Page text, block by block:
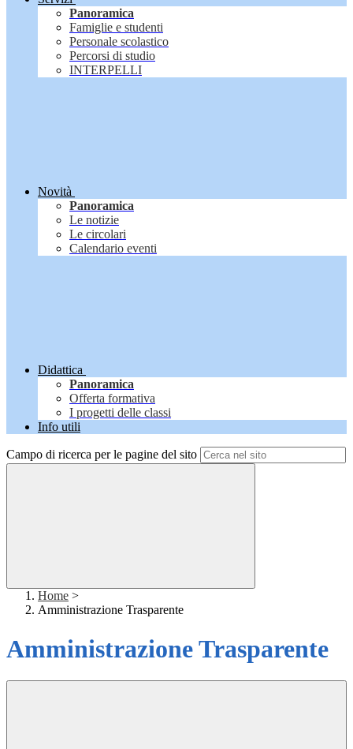
Panoramica
Famiglie e studenti
Personale scolastico
Percorsi di studio
INTERPELLI
Novità
Panoramica
Le notizie
Le circolari
Calendario eventi
Didattica
Panoramica
Offerta formativa
I progetti delle classi
Info utili
Campo di ricerca per le pagine del sito
Home >
Amministrazione Trasparente
Amministrazione Trasparente